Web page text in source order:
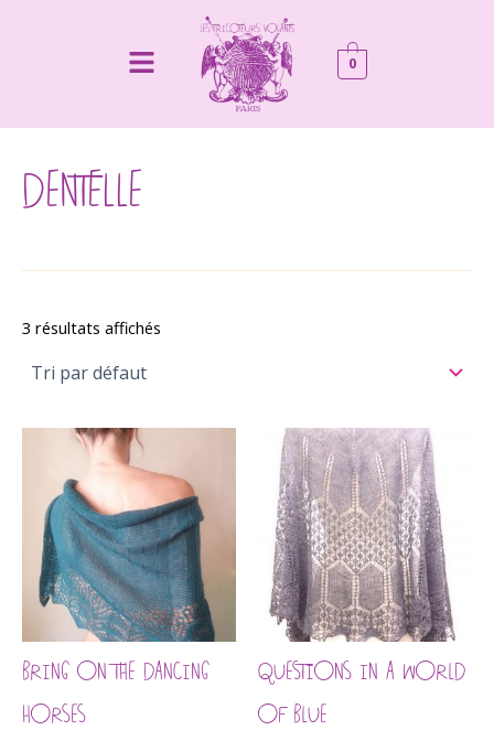
Menu 0
DENTELLE
3 résultats affichés
BRING ON THE DANCING
HORSES
QUESTIONS IN A WORLD
OF BLUE